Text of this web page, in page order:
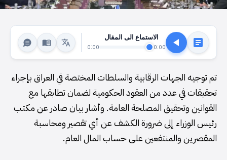
الاستماع الى المقال
0:00
0:00
تم توجيه الجهات الرقابية والسلطات المختصة في العراق بإجراء
تحقيقات في عدد من العقود الحكومية لضمان تطابقها مع
القوانين وتحقيق المصلحة العامة. وأشار بيان صادر عن مكتب
رئيس الوزراء إلى ضرورة الكشف عن أي تقصير ومحاسبة
المقصرين والمنتفعين على حساب المال العام.